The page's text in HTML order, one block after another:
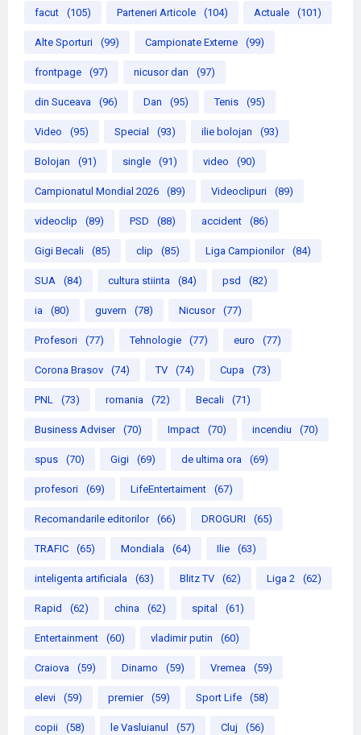
facut (105) Parteneri Articole (104) Actuale (101)
Alte Sporturi (99) Campionate Externe (99)
frontpage (97) nicusor dan (97)
din Suceava (96) Dan (95) Tenis (95)
Video (95) Special (93) ilie bolojan (93)
Bolojan (91) single (91) video (90)
Campionatul Mondial 2026 (89) Videoclipuri (89)
videoclip (89) PSD (88) accident (86)
Gigi Becali (85) clip (85) Liga Campionilor (84)
SUA (84) cultura stiinta (84) psd (82)
ia (80) guvern (78) Nicusor (77)
Profesori (77) Tehnologie (77) euro (77)
Corona Brasov (74) TV (74) Cupa (73)
PNL (73) romania (72) Becali (71)
Business Adviser (70) Impact (70) incendiu (70)
spus (70) Gigi (69) de ultima ora (69)
profesori (69) LifeEntertaiment (67)
Recomandarile editorilor (66) DROGURI (65)
TRAFIC (65) Mondiala (64) Ilie (63)
inteligenta artificiala (63) Blitz TV (62) Liga 2 (62)
Rapid (62) china (62) spital (61)
Entertainment (60) vladimir putin (60)
Craiova (59) Dinamo (59) Vremea (59)
elevi (59) premier (59) Sport Life (58)
copii (58) le Vasluianul (57) Cluj (56)